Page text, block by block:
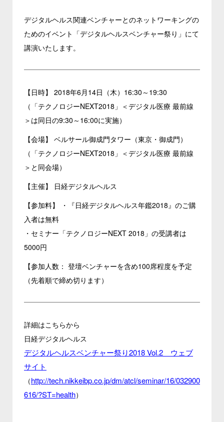
デジタルヘルス関連ベンチャーとのネットワーキングの
ためのイベント「デジタルヘルスベンチャー祭り」にて
講演いたします。
【日時】 2018年6月14日（木）16:30～19:30
（「テクノロジーNEXT2018」＜デジタル医療 最前線
＞は同日の9:30～16:00に実施）
【会場】 ベルサール御成門タワー（東京・御成門）
（「テクノロジーNEXT2018」＜デジタル医療 最前線
＞と同会場）
【主催】 日経デジタルヘルス
【参加料】 ・『日経デジタルヘルス年鑑2018』のご購
入者は無料
・セミナー「テクノロジーNEXT 2018」の受講者は
5000円
【参加人数： 登壇ベンチャーを含め100席程度を予定
（先着順で締め切ります）
詳細はこちらから
日経デジタルヘルス
デジタルヘルスベンチャー祭り2018 Vol.2 ウェブ
サイト
（http://tech.nikkeibp.co.jp/dm/atcl/seminar/16/032900
616/?ST=health）